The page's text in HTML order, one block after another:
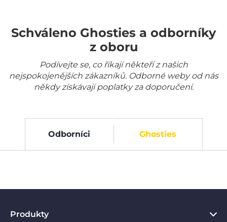
Schváleno Ghosties a odborníky
z oboru
Podívejte se, co říkají někteří z našich
nejspokojenějších zákazníků. Odborné weby od nás
někdy získávají poplatky za doporučení.
Odborníci Ghosties
Produkty